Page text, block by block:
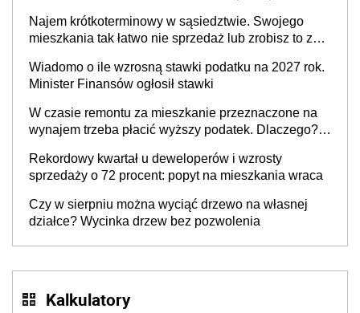
Najem krótkoterminowy w sąsiedztwie. Swojego
mieszkania tak łatwo nie sprzedaż lub zrobisz to ze
Wiadomo o ile wzrosną stawki podatku na 2027 rok.
Minister Finansów ogłosił stawki
W czasie remontu za mieszkanie przeznaczone na
wynajem trzeba płacić wyższy podatek. Dlaczego?
Rekordowy kwartał u deweloperów i wzrosty
sprzedaży o 72 procent: popyt na mieszkania wraca
Czy w sierpniu można wyciąć drzewo na własnej
działce? Wycinka drzew bez pozwolenia
Kalkulatory